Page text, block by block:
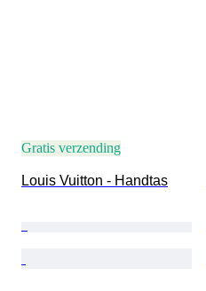
Gratis verzending
Louis Vuitton - Handtas